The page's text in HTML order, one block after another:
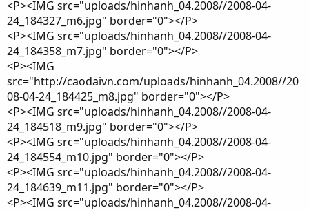
<P><IMG src="uploads/hinhanh_04.2008//2008-04-
24_184327_m6.jpg" border="0"></P>
<P><IMG src="uploads/hinhanh_04.2008//2008-04-
24_184358_m7.jpg" border="0"></P>
<P><IMG
src="http://caodaivn.com/uploads/hinhanh_04.2008//20
08-04-24_184425_m8.jpg" border="0"></P>
<P><IMG src="uploads/hinhanh_04.2008//2008-04-
24_184518_m9.jpg" border="0"></P>
<P><IMG src="uploads/hinhanh_04.2008//2008-04-
24_184554_m10.jpg" border="0"></P>
<P><IMG src="uploads/hinhanh_04.2008//2008-04-
24_184639_m11.jpg" border="0"></P>
<P><IMG src="uploads/hinhanh_04.2008//2008-04-